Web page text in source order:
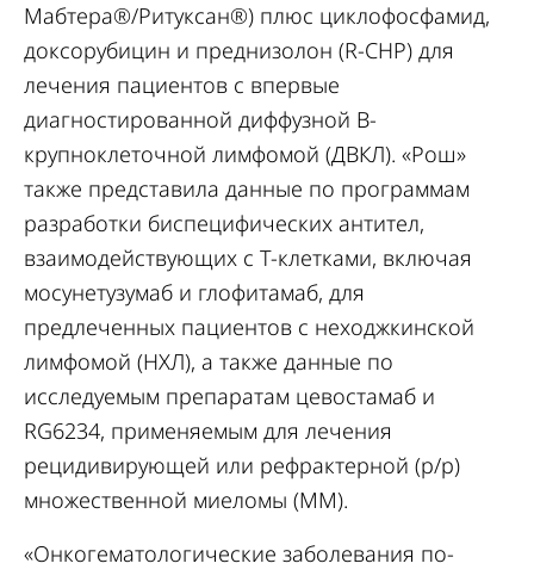
Мабтера®/Ритуксан®) плюс циклофосфамид,
доксорубицин и преднизолон (R-CHP) для
лечения пациентов с впервые
диагностированной диффузной В-
крупноклеточной лимфомой (ДВКЛ). «Рош»
также представила данные по программам
разработки биспецифических антител,
взаимодействующих с Т-клетками, включая
мосунетузумаб и глофитамаб, для
предлеченных пациентов с неходжкинской
лимфомой (НХЛ), а также данные по
исследуемым препаратам цевостамаб и
RG6234, применяемым для лечения
рецидивирующей или рефрактерной (р/р)
множественной миеломы (ММ).
«Онкогематологические заболевания по-